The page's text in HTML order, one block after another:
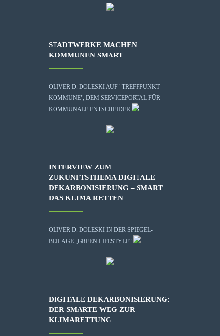
STADTWERKE MACHEN
KOMMUNEN SMART
OLIVER D. DOLESKI AUF "TREFFPUNKT
KOMMUNE", DEM SERVICEPORTAL FÜR
KOMMUNALE ENTSCHEIDER
INTERVIEW ZUM
ZUKUNFTSTHEMA DIGITALE
DEKARBONISIERUNG – SMART
DAS KLIMA RETTEN
OLIVER D. DOLESKI IN DER SPIEGEL-
BEILAGE „GREEN LIFESTYLE“
DIGITALE DEKARBONISIERUNG:
DER SMARTE WEG ZUR
KLIMARETTUNG